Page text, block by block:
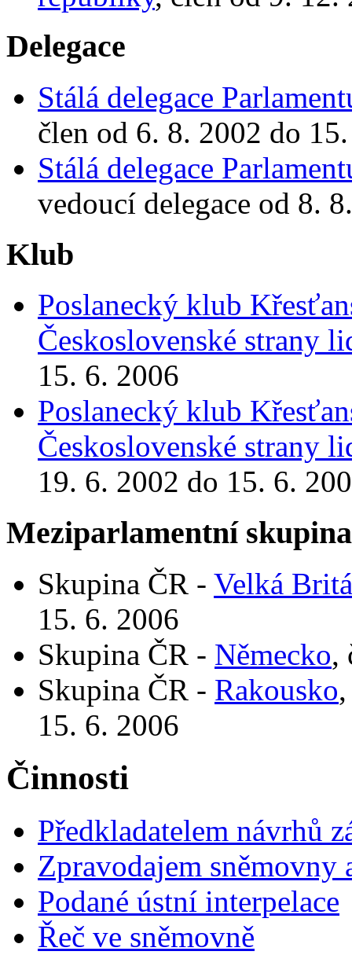
Delegace
Stálá delegace
člen od 6. 8. 2002 do
Stálá delegace
vedoucí delegace od 8.
Klub
Poslanecký klub
Československé strany
15. 6. 2006
Poslanecký klub
Československé strany
19. 6. 2002 do 15. 6.
Meziparlamentní
Skupina ČR - Velká
15. 6. 2006
Skupina ČR - Německo,
Skupina ČR - Rakousko
15. 6. 2006
Činnosti
Předkladatelem návrhů
Zpravodajem
Podané ústní interpelace
Řeč ve sněmovně